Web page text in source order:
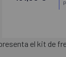
el kit de